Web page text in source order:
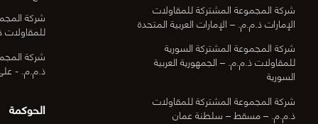
شركة المجموعة المشتركة للمقاولات
الإمارات ذ.م.م. – الإمارات العربية المتحدة
شركة المجموعة المشتركة السورية
للمقاولات ذ.م.م. – الجمهورية العربية
السورية
شركة المجموعة المشتركة للمقاولات
ذ.م.م. – مسقط – سلطنة عمان
شركة
شركة
ذ.م.م. -
الحوكمة